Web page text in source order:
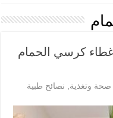
كرسي الحمام
صحة وتغذية, نصائح طبية